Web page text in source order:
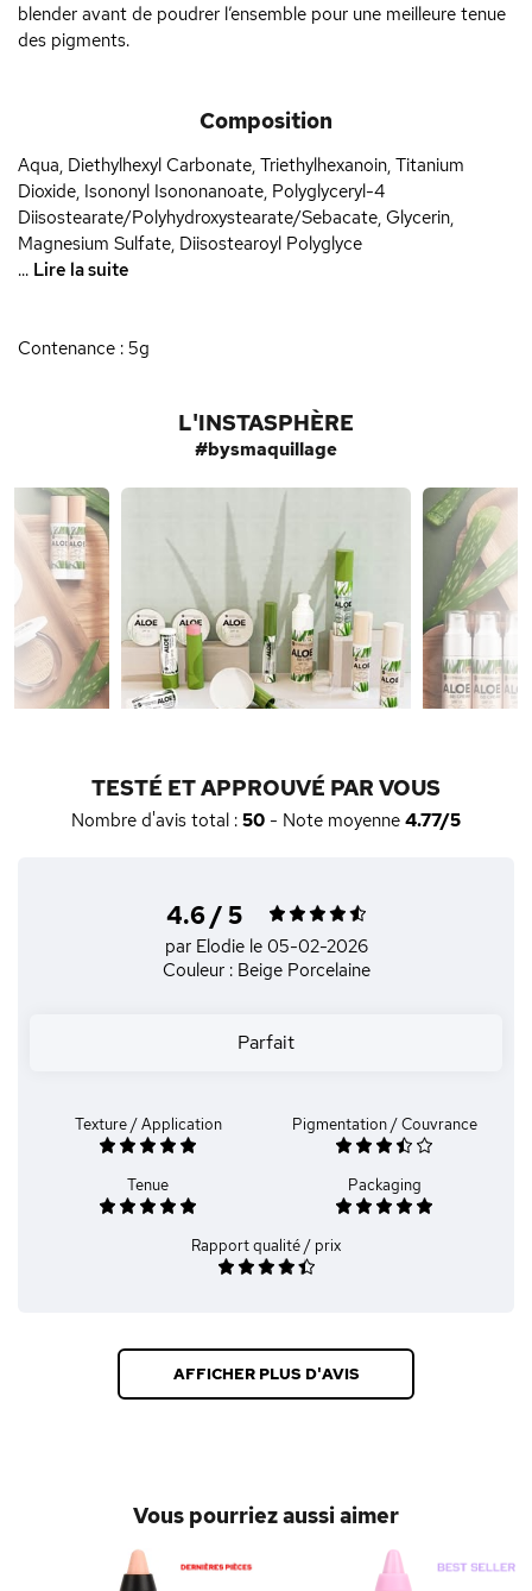
blender avant de poudrer l’ensemble pour une meilleure tenue
des pigments.
Composition
Aqua, Diethylhexyl Carbonate, Triethylhexanoin, Titanium
Dioxide, Isononyl Isononanoate, Polyglyceryl-4
Diisostearate/Polyhydroxystearate/Sebacate, Glycerin,
Magnesium Sulfate, Diisostearoyl Polyglyce
... Lire la suite
Contenance : 5g
L'INSTASPHÈRE
#bysmaquillage
TESTÉ ET APPROUVÉ PAR VOUS
Nombre d'avis total : 50 - Note moyenne 4.77/5
4.6 / 5
par Elodie le 05-02-2026
Couleur : Beige Porcelaine
Parfait
Texture / Application Pigmentation / Couvrance
Tenue Packaging
Rapport qualité / prix
AFFICHER PLUS D'AVIS
Vous pourriez aussi aimer